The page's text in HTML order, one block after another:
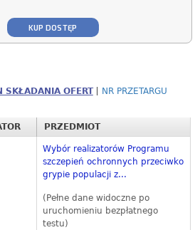
KUP DOSTĘP
SKŁADANIA OFERT NR PRZETARGU
PRZEDMIOT
Wybór realizatorów Programu
szczepień ochronnych przeciwko
grypie populacji z...
(Pełne dane widoczne po
uruchomieniu bezpłatnego
testu)